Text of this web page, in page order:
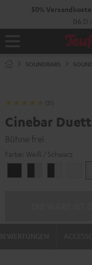
50%
06 D
SOUNDBARS
(31)
Cinebar
Bühne frei
Farbe: Weiß / Schwarz